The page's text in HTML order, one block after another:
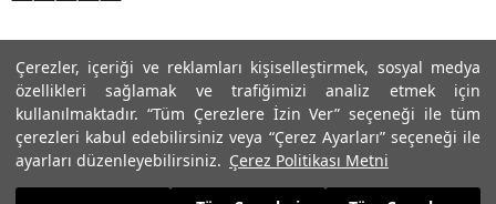
Çerezler, içeriği ve reklamları kişiselleştirmek, sosyal medya
özellikleri sağlamak ve trafiğimizi analiz etmek için
kullanılmaktadır. “Tüm Çerezlere İzin Ver” seçeneği ile tüm
çerezleri kabul edebilirsiniz veya “Çerez Ayarları” seçeneği ile
ayarları düzenleyebilirsiniz. Çerez Politikası Metni
© 2025 Roman® Tüm Hakları Saklıdır, İzinsiz kullanılamaz